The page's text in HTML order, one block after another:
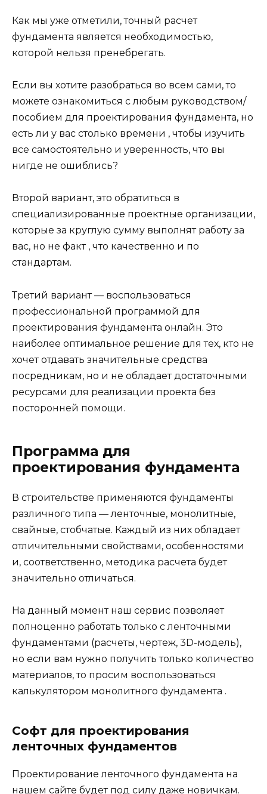
Как мы уже отметили, точный расчет
фундамента является необходимостью,
которой нельзя пренебрегать.
Если вы хотите разобраться во всем сами, то
можете ознакомиться с любым руководством/
пособием для проектирования фундамента, но
есть ли у вас столько времени , чтобы изучить
все самостоятельно и уверенность, что вы
нигде не ошиблись?
Второй вариант, это обратиться в
специализированные проектные организации,
которые за круглую сумму выполнят работу за
вас, но не факт , что качественно и по
стандартам.
Третий вариант — воспользоваться
профессиональной программой для
проектирования фундамента онлайн. Это
наиболее оптимальное решение для тех, кто не
хочет отдавать значительные средства
посредникам, но и не обладает достаточными
ресурсами для реализации проекта без
посторонней помощи.
Программа для
проектирования фундамента
В строительстве применяются фундаменты
различного типа — ленточные, монолитные,
свайные, стобчатые. Каждый из них обладает
отличительными свойствами, особенностями
и, соответственно, методика расчета будет
значительно отличаться.
На данный момент наш сервис позволяет
полноценно работать только с ленточными
фундаментами (расчеты, чертеж, 3D-модель),
но если вам нужно получить только количество
материалов, то просим воспользоваться
калькулятором монолитного фундамента .
Софт для проектирования
ленточных фундаментов
Проектирование ленточного фундамента на
нашем сайте будет под силу даже новичкам.